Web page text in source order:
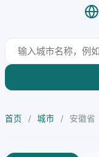
首页 / 城市 / 安徽省